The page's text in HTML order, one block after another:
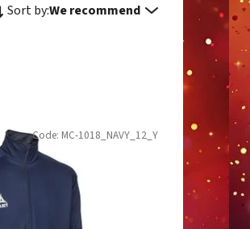
Sort by:We recommend
Code: MC-1018_NAVY_12_Y